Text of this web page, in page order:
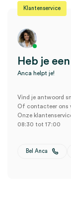
Klantenservice
Heb je
Anca helpt je!
Vind je antwoord
Of contacteer ons
Onze
08:30 tot 17:00
Bel Anca